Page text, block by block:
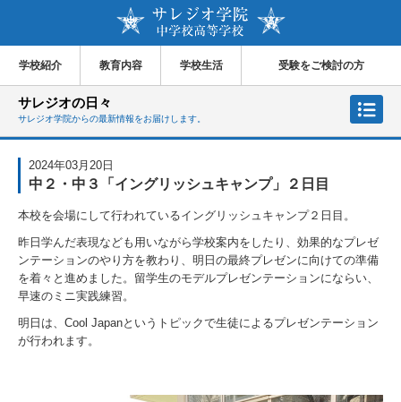
学校紹介 教育内容 学校生活 受験をご検討の方
サレジオの日々
サレジオ学院からの最新情報をお届けします。
2024年03月20日
中２・中３「イングリッシュキャンプ」２日目
本校を会場にして行われているイングリッシュキャンプ２日目。
昨日学んだ表現なども用いながら学校案内をしたり、効果的なプレゼ
ンテーションのやり方を教わり、明日の最終プレゼンに向けての準備
を着々と進めました。留学生のモデルプレゼンテーションにならい、
早速のミニ実践練習。
明日は、Cool Japanというトピックで生徒によるプレゼンテーション
が行われます。